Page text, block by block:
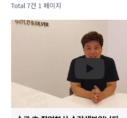
Total 7건 1 페이지